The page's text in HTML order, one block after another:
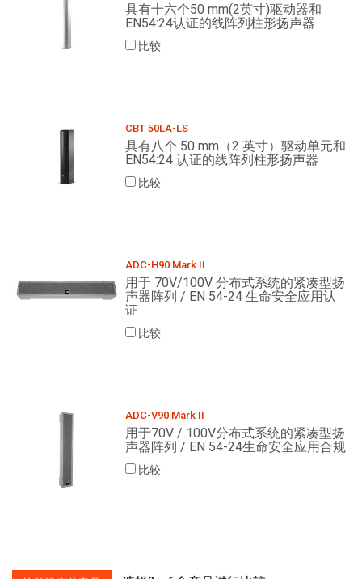
具有十六个50 mm(2英寸)驱动器和
EN54:24认证的线阵列柱形扬声器
比较
CBT 50LA-LS
具有八个 50 mm（2 英寸）驱动单元和
EN54:24 认证的线阵列柱形扬声器
比较
ADC-H90 Mark II
用于 70V/100V 分布式系统的紧凑型扬
声器阵列 / EN 54-24 生命安全应用认
证
比较
ADC-V90 Mark II
用于70V / 100V分布式系统的紧凑型扬
声器阵列 / EN 54-24生命安全应用合规
比较